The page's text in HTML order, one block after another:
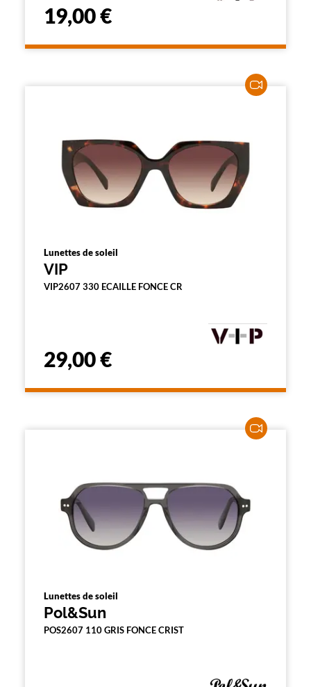
19,00 €
Lunettes de soleil
VIP
VIP2607 330 ECAILLE FONCE CR
29,00 €
Lunettes de soleil
Pol&Sun
POS2607 110 GRIS FONCE CRIST